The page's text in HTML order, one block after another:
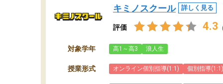
キミノスクール 詳しく見る
評価 4.3
対象学年 高1～高3 浪人生
授業形式 オンライン個別指導(1:1) 個別指導(1:1)